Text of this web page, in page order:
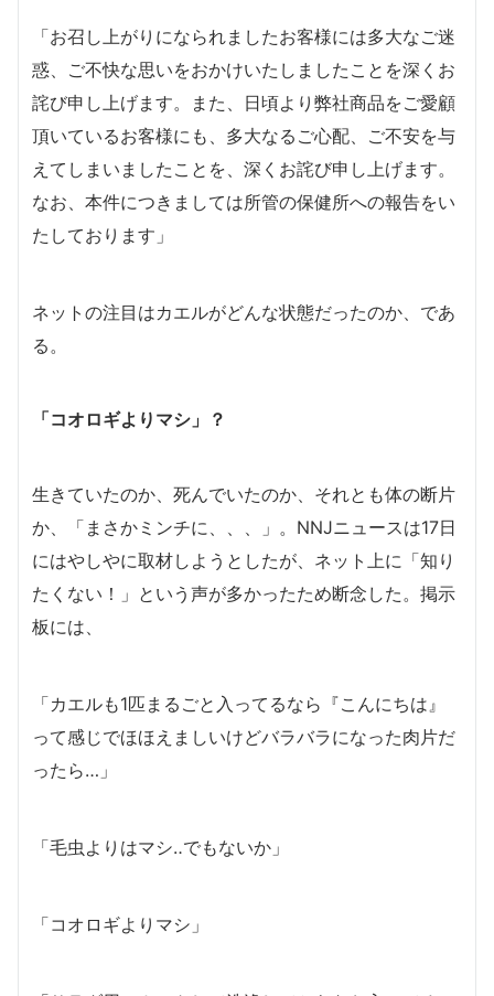
「お召し上がりになられましたお客様には多大なご迷
惑、ご不快な思いをおかけいたしましたことを深くお
詫び申し上げます。また、日頃より弊社商品をご愛顧
頂いているお客様にも、多大なるご心配、ご不安を与
えてしまいましたことを、深くお詫び申し上げます。
なお、本件につきましては所管の保健所への報告をい
たしております」
ネットの注目はカエルがどんな状態だったのか、であ
る。
「コオロギよりマシ」？
生きていたのか、死んでいたのか、それとも体の断片
か、「まさかミンチに、、、」。NNJニュースは17日
にはやしやに取材しようとしたが、ネット上に「知り
たくない！」という声が多かったため断念した。掲示
板には、
「カエルも1匹まるごと入ってるなら『こんにちは』
って感じでほほえましいけどバラバラになった肉片だ
ったら…」
「毛虫よりはマシ‥でもないか」
「コオロギよりマシ」